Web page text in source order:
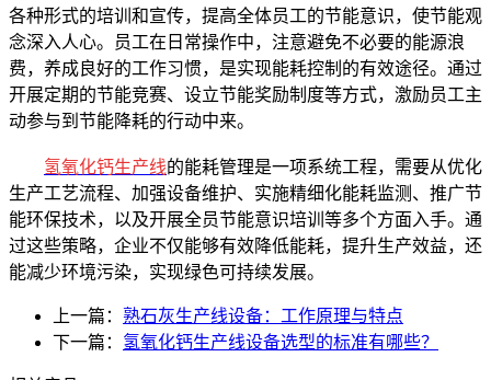
各种形式的培训和宣传，提高全体员工的节能意识，使节能观
念深入人心。员工在日常操作中，注意避免不必要的能源浪
费，养成良好的工作习惯，是实现能耗控制的有效途径。通过
开展定期的节能竞赛、设立节能奖励制度等方式，激励员工主
动参与到节能降耗的行动中来。
氢氧化钙生产线的能耗管理是一项系统工程，需要从优化
生产工艺流程、加强设备维护、实施精细化能耗监测、推广节
能环保技术，以及开展全员节能意识培训等多个方面入手。通
过这些策略，企业不仅能够有效降低能耗，提升生产效益，还
能减少环境污染，实现绿色可持续发展。
上一篇： 熟石灰生产线设备：工作原理与特点
下一篇： 氢氧化钙生产线设备选型的标准有哪些？